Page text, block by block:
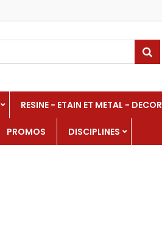
RESINE - ETAIN ET METAL - DECOR
PROMOS DISCIPLINES